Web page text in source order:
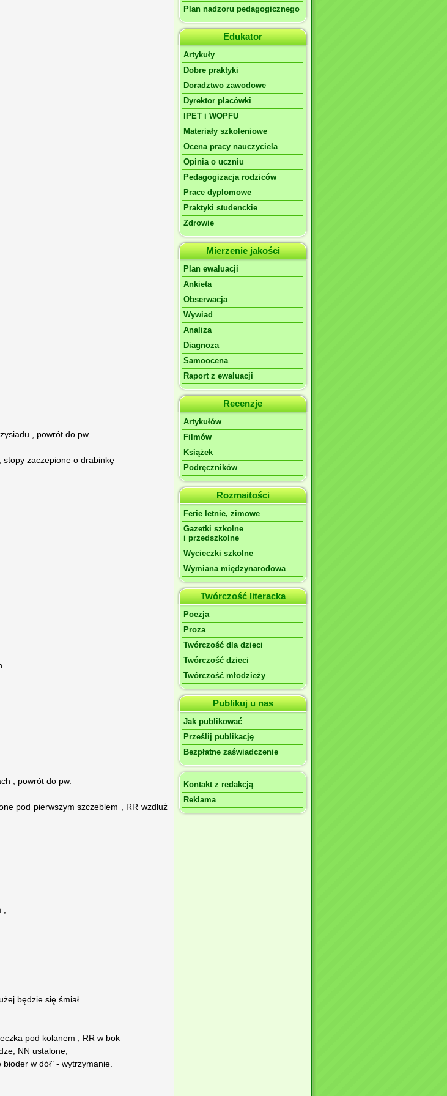
, powrót do pw.
stopy zaczepione o drabinkę
, powrót do pw.
pod pierwszym szczeblem , RR wzdłuż
,
będzie się śmiał
pod kolanem , RR w bok
NN ustalone,
bioder w dół" - wytrzymanie.
Plan nadzoru pedagogicznego
Edukator
Artykuły
Dobre praktyki
Doradztwo zawodowe
Dyrektor placówki
IPET i WOPFU
Materiały szkoleniowe
Ocena pracy nauczyciela
Opinia o uczniu
Pedagogizacja rodziców
Prace dyplomowe
Praktyki studenckie
Zdrowie
Mierzenie jakości
Plan ewaluacji
Ankieta
Obserwacja
Wywiad
Analiza
Diagnoza
Samoocena
Raport z ewaluacji
Recenzje
Artykułów
Filmów
Książek
Podręczników
Rozmaitości
Ferie letnie, zimowe
Gazetki szkolne
i przedszkolne
Wycieczki szkolne
Wymiana międzynarodowa
Twórczość literacka
Poezja
Proza
Twórczość dla dzieci
Twórczość dzieci
Twórczość młodzieży
Publikuj u nas
Jak publikować
Prześlij publikację
Bezpłatne zaświadczenie
Kontakt z redakcją
Reklama